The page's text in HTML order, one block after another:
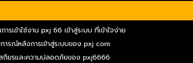
รเข้าใช้งาน pxj 66 เข้าสู่ระบบ ที่เข้าใจง่าย
ารณ์หลังการเข้าสู่ระบบของ pxj com
ถียรและความปลอดภัยของ pxj6666